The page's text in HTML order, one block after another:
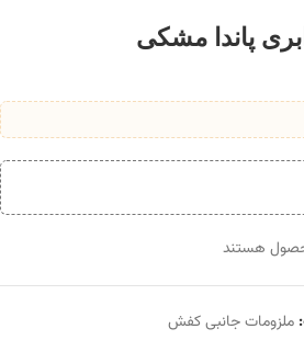
پاندا مشکی
هستند
ملزومات جانبی کفش